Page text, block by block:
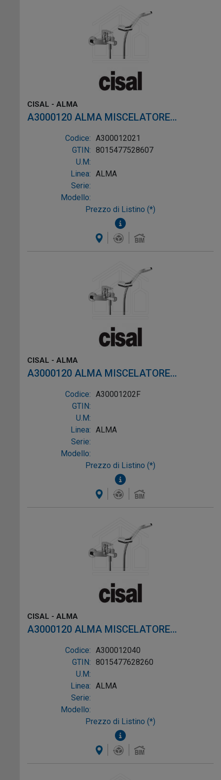
CISAL - ALMA
A3000120 ALMA MISCELATORE
MONOCOMANDO VASCA ESTERNO CON
DUPLEX CROMO
Codice: A300012021
GTIN: 8015477528607
U.M:
Linea: ALMA
Serie:
Modello:
Prezzo di Listino (*)
CISAL - ALMA
A3000120 ALMA MISCELATORE
MONOCOMANDO VASCA ESTERNO CON
DUPLEX NICHEL SPAZZOLATO
Codice: A30001202F
GTIN:
U.M:
Linea: ALMA
Serie:
Modello:
Prezzo di Listino (*)
CISAL - ALMA
A3000120 ALMA MISCELATORE
MONOCOMANDO VASCA ESTERNO CON
DUPLEX NERO OPACO
Codice: A300012040
GTIN: 8015477628260
U.M:
Linea: ALMA
Serie:
Modello:
Prezzo di Listino (*)